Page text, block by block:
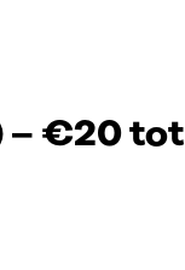
– €20 tot